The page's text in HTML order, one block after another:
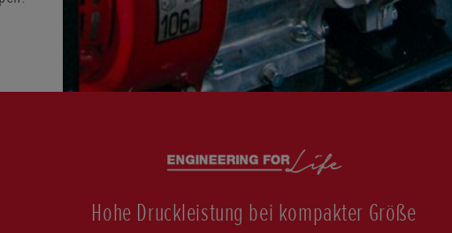
Hohe Druckleistung bei kompakter Größe